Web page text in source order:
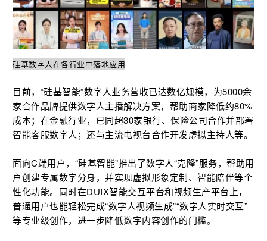
硅基数字人在各行业中落地应用
目前，“硅基智能”数字人业务营收已达数亿规模，为5000余
家合作品牌提供数字人主播解决方案，帮助商家降低约80%
成本；在金融行业，已同超30家银行、保险公司合作并部署
智能客服数字人；还与主流电视台合作开发虚拟主持人等。
面向C端用户，“硅基智能”推出了数字人“克隆”服务，帮助用
户创建专属数字分身，并实现虚拟形象定制、智能陪伴等个
性化功能。同时在DUIX智能交互平台和视频生产平台上，
普通用户也能轻松完成“数字人视频生成”“数字人实时交互”
等专业级创作，进一步降低数字内容创作的门槛。